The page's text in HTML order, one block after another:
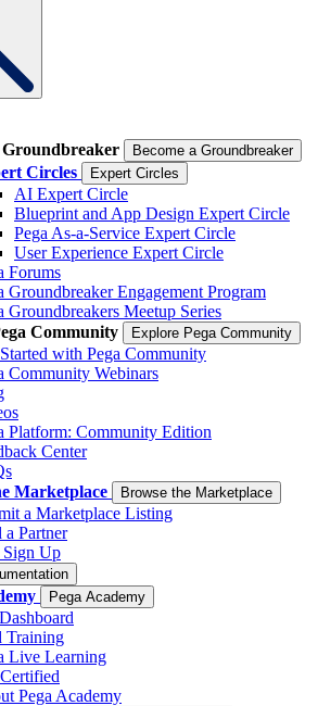
Groundbreaker Become a Groundbreaker
Circles Expert Circles
AI Expert Circle
Blueprint and App Design Expert Circle
Pega As-a-Service Expert Circle
User Experience Expert Circle
Forums
Groundbreaker Engagement Program
Groundbreakers Meetup Series
Community
Explore Pega Community
with Pega Community
Community Webinars
Platform: Community Edition
Center
Marketplace
Browse the Marketplace
a Marketplace Listing
a Partner
Up
Pega Academy
Training
Live Learning
Pega Academy